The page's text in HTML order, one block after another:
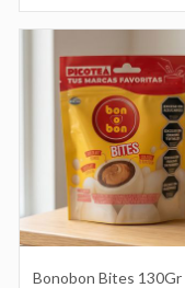
Bonobon Bites 130Gr